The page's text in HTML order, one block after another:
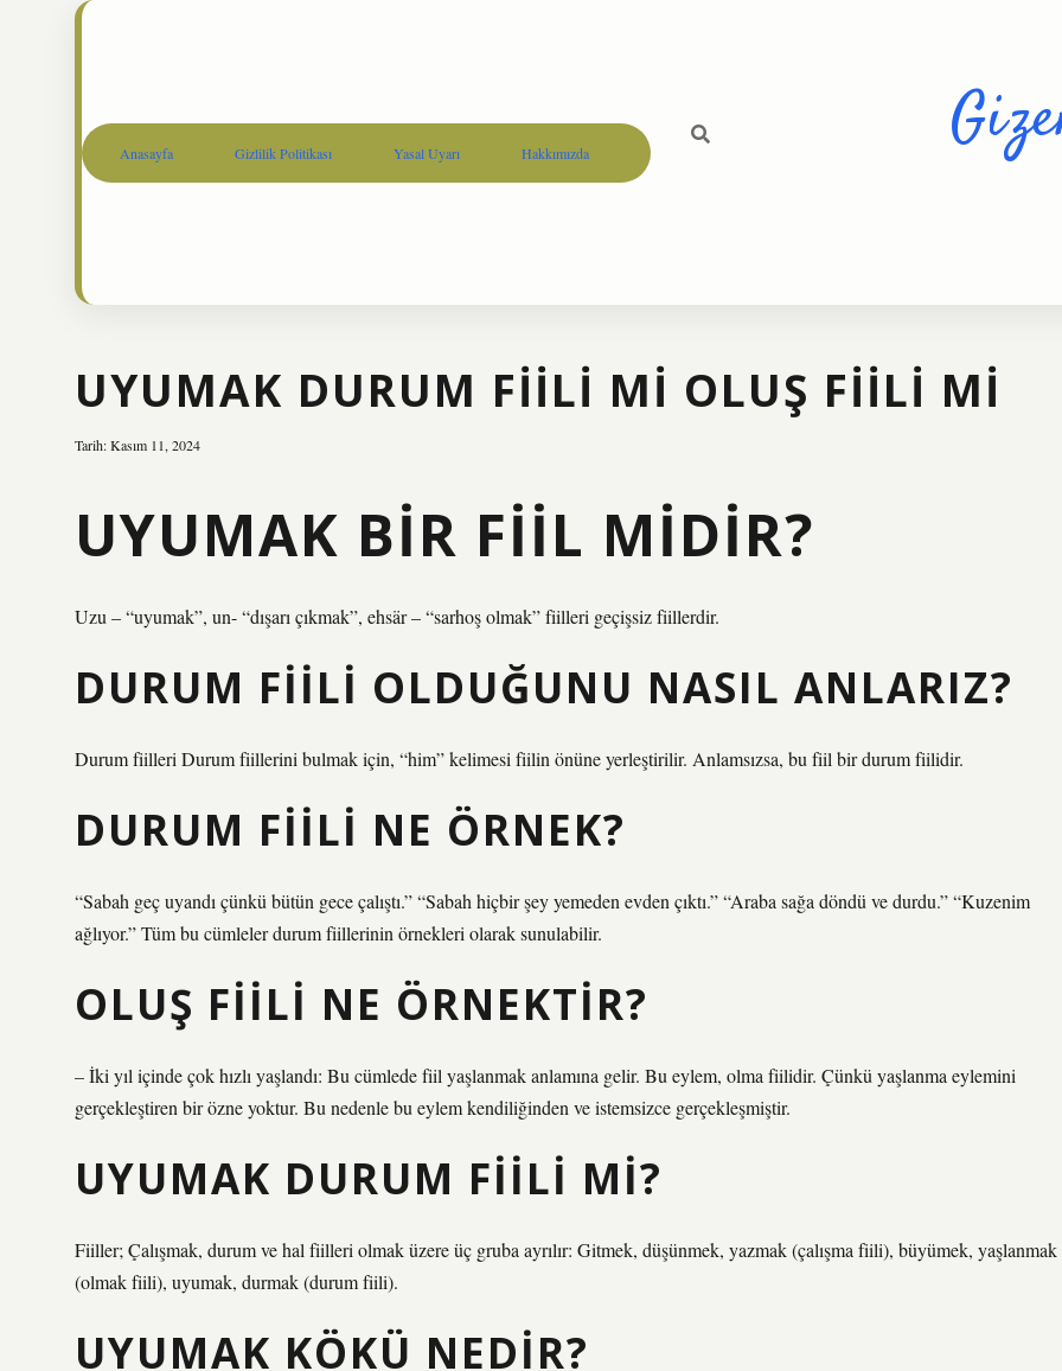
Anasayfa Gizlilik Politikası Yasal Uyarı Hakkımızda
UYUMAK DURUM FIILI MI OLUŞ FIILI MI
Tarih: Kasım 11, 2024
UYUMAK BIR FIIL MIDIR?
Uzu – “uyumak”, un- “dışarı çıkmak”, ehsär – “sarhoş olmak” fiilleri geçişsiz fiillerdir.
DURUM FIILI OLDUĞUNU NASIL ANLARIZ?
Durum fiilleri Durum fiillerini bulmak için, “him” kelimesi fiilin önüne yerleştirilir. Anlamsızsa, bu fiil bir durum fiilidir.
DURUM FIILI NE ÖRNEK?
“Sabah geç uyandı çünkü bütün gece çalıştı.” “Sabah hiçbir şey yemeden evden çıktı.” “Araba sağa döndü ve durdu.” “Kuzenim
ağlıyor.” Tüm bu cümleler durum fiillerinin örnekleri olarak sunulabilir.
OLUŞ FIILI NE ÖRNEKTIR?
– İki yıl içinde çok hızlı yaşlandı: Bu cümlede fiil yaşlanmak anlamına gelir. Bu eylem, olma fiilidir. Çünkü yaşlanma eylemini
gerçekleştiren bir özne yoktur. Bu nedenle bu eylem kendiliğinden ve istemsizce gerçekleşmiştir.
UYUMAK DURUM FIILI MI?
Fiiller; Çalışmak, durum ve hal fiilleri olmak üzere üç gruba ayrılır: Gitmek, düşünmek, yazmak (çalışma fiili), büyümek, yaşlanmak
(olmak fiili), uyumak, durmak (durum fiili).
UYUMAK KÖKÜ NEDIR?